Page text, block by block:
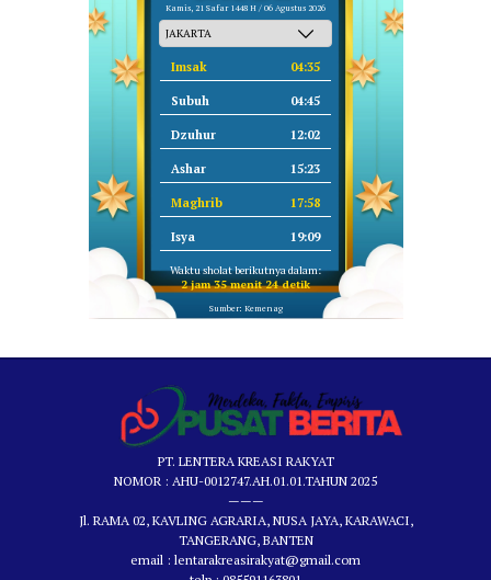
Kamis, 21 Safar 1448 H / 06 Agustus 2026
Imsak 04:35
Subuh 04:45
Dzuhur 12:02
Ashar 15:23
Maghrib 17:58
Isya 19:09
Waktu sholat berikutnya dalam:
2 jam 35 menit 24 detik
Sumber: Kemenag
PT. LENTERA KREASI RAKYAT
NOMOR : AHU-0012747.AH.01.01.TAHUN 2025
———
Jl. RAMA 02, KAVLING AGRARIA, NUSA JAYA, KARAWACI,
TANGERANG, BANTEN
email : lentarakreasirakyat@gmail.com